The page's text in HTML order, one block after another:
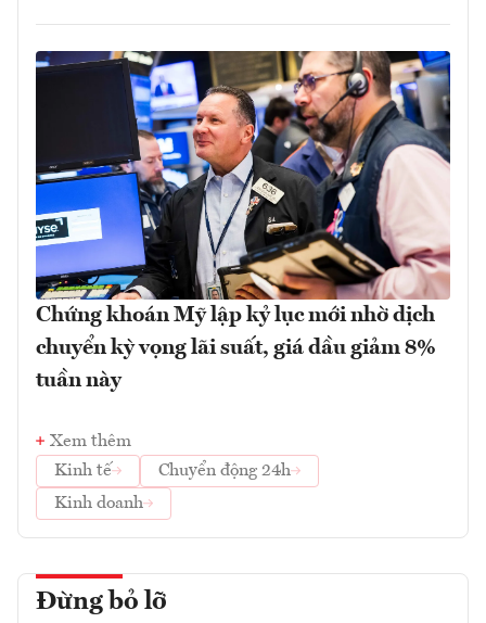
Chứng khoán Mỹ lập kỷ lục mới nhờ dịch
chuyển kỳ vọng lãi suất, giá dầu giảm 8%
tuần này
Xem thêm
Kinh tế
Chuyển động 24h
Kinh doanh
Đừng bỏ lỡ